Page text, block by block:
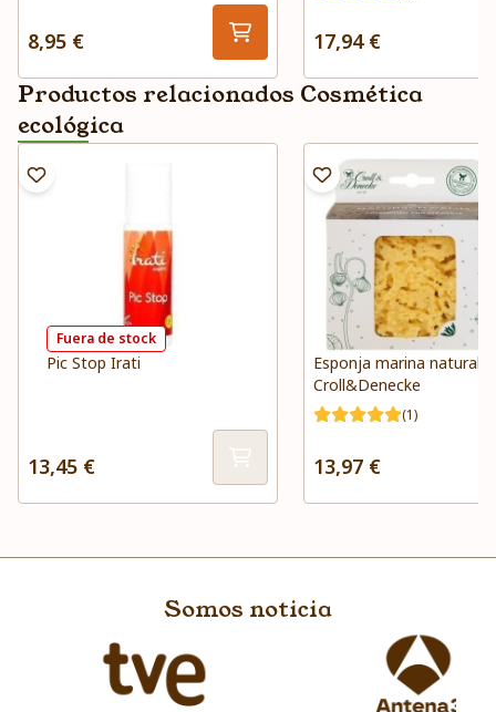
8,95 € 17,94 €
Productos relacionados Cosmética
ecológica
Fuera de stock
Pic Stop Irati
13,45 €
Esponja marina natural -
Croll&Denecke
(1)
13,97 €
Somos noticia